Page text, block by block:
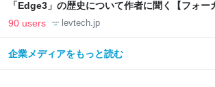
「Edge3」の歴史について作者に聞く【フォー
LAB
90 users levtech.jp
企業メディアをもっと読む